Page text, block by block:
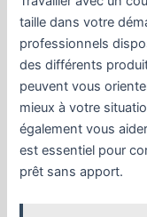
taille dans votre
professionnels
des différents
peuvent vous
mieux à votre
également vous
est essentiel pour
prêt sans apport.